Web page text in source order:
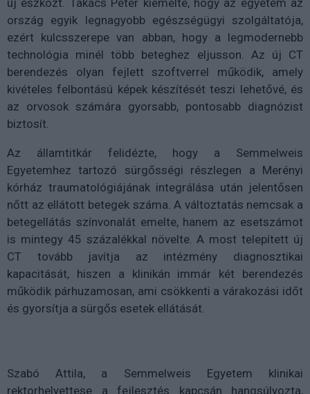
új eszközt. Takács Péter kiemelte, hogy az egyetem az
ország egyik legnagyobb egészségügyi szolgáltatója,
ezért kulcsszerepe van abban, hogy a legmodernebb
technológia minél több beteghez eljusson. Az új CT
berendezés olyan fejlett szoftverrel működik, amely
kivételes felbontású képek készítését teszi lehetővé, és
az orvosok számára gyorsabb, pontosabb diagnózist
biztosít.
Az államtitkár felidézte, hogy a Semmelweis
Egyetemhez tartozó sürgősségi részlegen a Merényi
kórház traumatológiájának integrálása után jelentősen
nőtt az ellátott betegek száma. A változtatás nemcsak a
betegellátás színvonalát emelte, hanem az esetszámot
is mintegy 45 százalékkal növelte. A most telepített új
CT tovább javítja az intézmény diagnosztikai
kapacitását, hiszen a klinikán immár két berendezés
működik párhuzamosan, ami csökkenti a várakozási időt
és gyorsítja a sürgős esetek ellátását.
Szabó Attila, a Semmelweis Egyetem klinikai
rektorhelyettese a fejlesztés kapcsán hangsúlyozta,